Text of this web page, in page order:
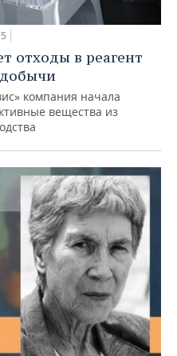
отходы в реагент
компания начала
вещества из